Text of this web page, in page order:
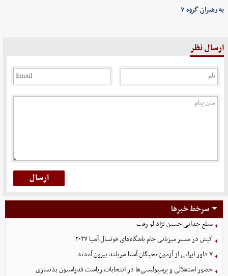
به رهبران گروه ۷
ارسال نظر
سرخط خبرها
مبلغ جدایی حسین نژاد لو رفت
کیش در مسیر میزبانی جام باشگاه‌های فوتسال آسیا ۲۰۲۷
۷ داور ایرانی از آزمون نخبگان آسیا سربلند بیرون آمدند
حضور استقلالی و پرسپولیسی‌ها در انتخابات ریاست فدراسیون بدنسازی